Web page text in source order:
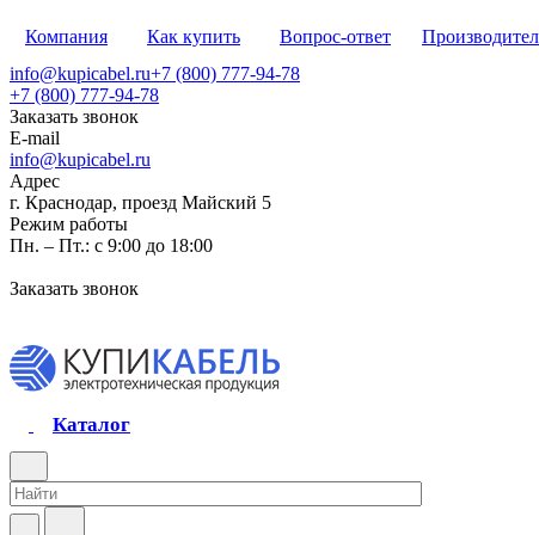
Компания Как купить Вопрос-ответ
info@kupicabel.ru+7 (800) 777-94-78
+7 (800) 777-94-78
Заказать звонок
E-mail
info@kupicabel.ru
Адрес
г. Краснодар, проезд Майский 5
Режим работы
Пн. – Пт.: с 9:00 до 18:00
Заказать звонок
Каталог